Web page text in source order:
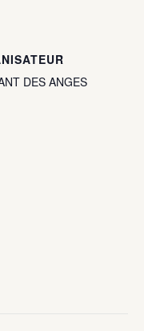
DES ANGES